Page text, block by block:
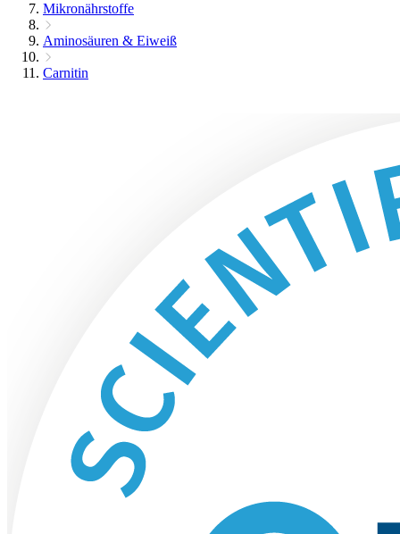
Mikronährstoffe
Aminosäuren & Eiweiß
Carnitin